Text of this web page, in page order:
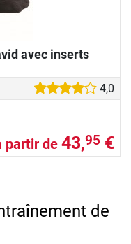
avec inserts
4,0
partir de 43,95 €
de